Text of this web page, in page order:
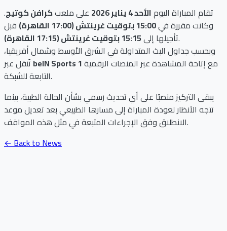
تقام المباراة اليومالأحد 4 يناير 2026 على ملعبكرافن كوتيج.
وكانت مقررة في15:00 بتوقيت غرينتش (17:00 القاهرة)
قبل
تأجيلها إلى15:15 بتوقيت غرينتش (17:15 القاهرة)
.
وبحسب جداول البث المتداولة في الشرق الأوسط وشمال أفريقيا،
beIN Sports 1
التابعة للشبكة.
يبقى التركيز منصبًا على أي تحديث رسمي بشأن الحالة الطبية، بينما
تتجه الأنظار لعودة المباراة إلى مسارها الطبيعي بعد تعديل موعد
الانطلاق وفق الإجراءات المتبعة في مثل هذه المواقف.
← Back to News